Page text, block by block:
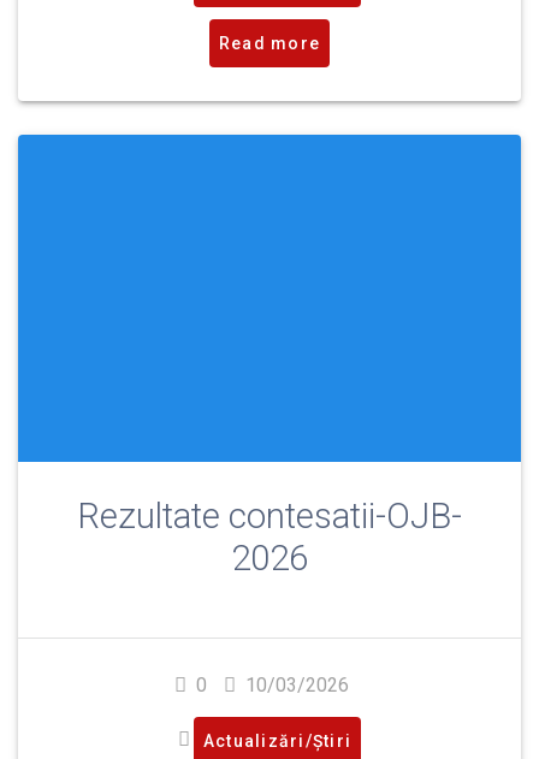
Read more
Rezultate contesatii-OJB-
2026
0 10/03/2026
Actualizări/Știri